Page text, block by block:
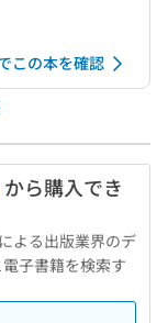
この本を確認
から購入でき
よる出版業界のデ
子書籍を検索す